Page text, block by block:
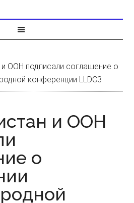
и ООН подписали соглашение о
конференции LLDC3
и ООН
о